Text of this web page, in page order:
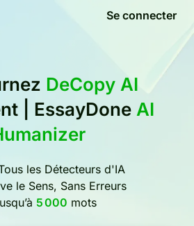
Se connecter
DeCopy AI
| EssayDone AI
les Détecteurs d'IA
le Sens, Sans Erreurs
5 000 mots